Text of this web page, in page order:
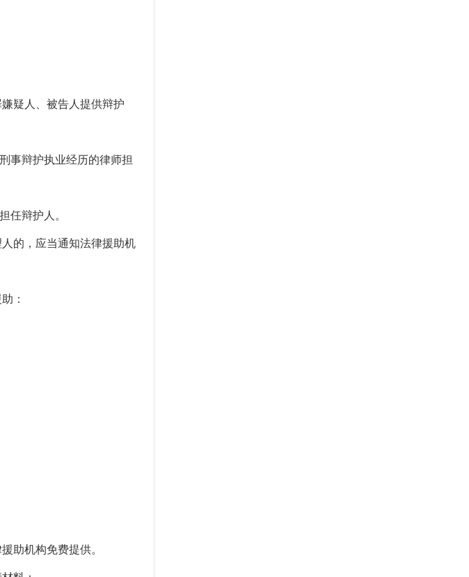
疑人、被告人提供辩护
事辩护执业经历的律师担
任辩护人。
的，应当通知法律援助机
：
助机构免费提供。